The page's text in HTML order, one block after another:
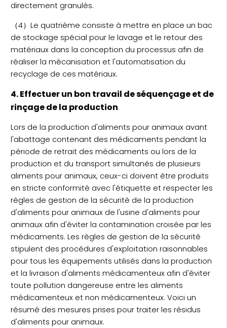
directement granulés.
（4）Le quatrième consiste à mettre en place un bac
de stockage spécial pour le lavage et le retour des
matériaux dans la conception du processus afin de
réaliser la mécanisation et l'automatisation du
recyclage de ces matériaux.
4. Effectuer un bon travail de séquençage et de
rinçage de la production
Lors de la production d'aliments pour animaux avant
l'abattage contenant des médicaments pendant la
période de retrait des médicaments ou lors de la
production et du transport simultanés de plusieurs
aliments pour animaux, ceux-ci doivent être produits
en stricte conformité avec l'étiquette et respecter les
règles de gestion de la sécurité de la production
d'aliments pour animaux de l'usine d'aliments pour
animaux afin d'éviter la contamination croisée par les
médicaments. Les règles de gestion de la sécurité
stipulent des procédures d'exploitation raisonnables
pour tous les équipements utilisés dans la production
et la livraison d'aliments médicamenteux afin d'éviter
toute pollution dangereuse entre les aliments
médicamenteux et non médicamenteux. Voici un
résumé des mesures prises pour traiter les résidus
d'aliments pour animaux.